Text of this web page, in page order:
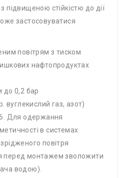
підвищеною стійкістю до дії
застосовуватися
повітрям з тиском
нафтопродуктах
до 0,2 бар
вуглекислий газ, азот)
Для одержання
в системах
повітря
перед монтажем зволожити
водою).